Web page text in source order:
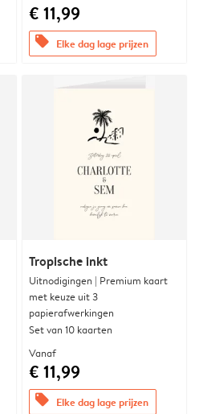
€ 11,99
offers Elke dag lage prijzen
Tropische inkt
Uitnodigingen | Premium kaart
met keuze uit 3
papierafwerkingen
Set van 10 kaarten
Vanaf
€ 11,99
offers Elke dag lage prijzen